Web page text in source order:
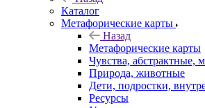
Каталог
Mетафорические карты
Назад
Mетафорические карты
Чувства, абстрактные,
Природа, животные
Дети, подростки,
Ресурсы